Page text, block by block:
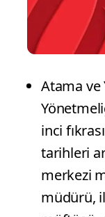
Atama ve
inci
tarihleri
merkezi
müdürü,